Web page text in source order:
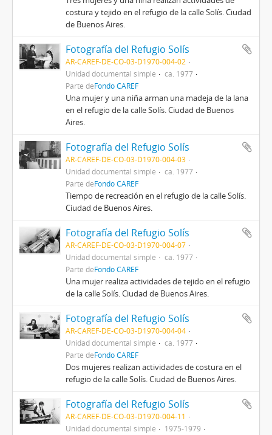
costura y tejido en el refugio de la calle Solís. Ciudad
de Buenos Aires.
Fotografía del Refugio Solís
AR-CAREF-DE-CO-03-D1970-004-02
Unidad documental simple
ca. 1977
Parte deFondo CAREF
Una mujer y una niña arman una madeja de la lana
en el refugio de la calle Solís. Ciudad de Buenos
Aires.
Fotografía del Refugio Solís
AR-CAREF-DE-CO-03-D1970-004-03
Unidad documental simple
ca. 1977
Parte deFondo CAREF
Tiempo de recreación en el refugio de la calle Solís.
Ciudad de Buenos Aires.
Fotografía del Refugio Solís
AR-CAREF-DE-CO-03-D1970-004-07
Unidad documental simple
ca. 1977
Parte deFondo CAREF
Una mujer realiza actividades de tejido en el refugio
de la calle Solís. Ciudad de Buenos Aires.
Fotografía del Refugio Solís
AR-CAREF-DE-CO-03-D1970-004-04
Unidad documental simple
ca. 1977
Parte deFondo CAREF
Dos mujeres realizan actividades de costura en el
refugio de la calle Solís. Ciudad de Buenos Aires.
Fotografía del Refugio Solís
AR-CAREF-DE-CO-03-D1970-004-11
Unidad documental simple
1975-1979